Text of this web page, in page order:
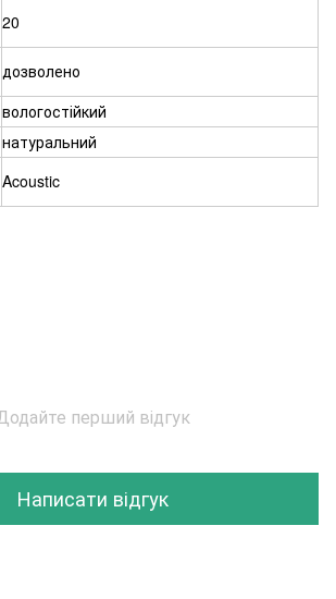
20
дозволено
вологостійкий
натуральний
Acoustic
перший відгук
Написати відгук